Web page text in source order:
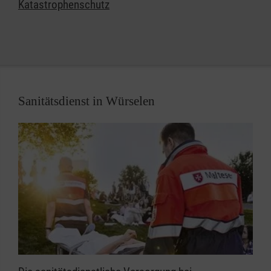
Katastrophenschutz
Sanitätsdienst in Würselen